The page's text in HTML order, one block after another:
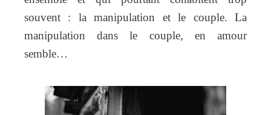
souvent : la manipulation et le couple. La
manipulation dans le couple, en amour
semble…